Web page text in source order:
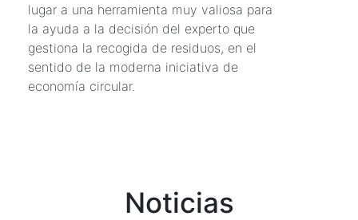
lugar a una herramienta muy valiosa para
la ayuda a la decisión del experto que
gestiona la recogida de residuos, en el
sentido de la moderna iniciativa de
economía circular.
Noticias